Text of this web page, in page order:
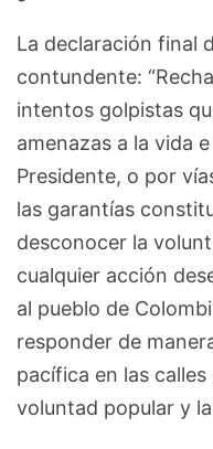
La declaración final
contundente:
intentos golpistas
amenazas a la vida
Presidente, o por
las garantías
desconocer la
cualquier acción
al pueblo de
responder de
pacífica en las
voluntad popular y